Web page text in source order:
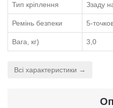
Тип кріплення Ззаду
Ремінь безпеки 5-
Вага, кг) 3,0
Всі характеристики →